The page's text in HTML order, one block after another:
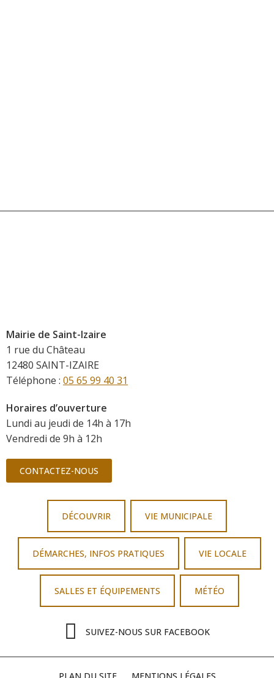
Mairie de Saint-Izaire
1 rue du Château
12480 SAINT-IZAIRE
Téléphone : 05 65 99 40 31
Horaires d’ouverture
Lundi au jeudi de 14h à 17h
Vendredi de 9h à 12h
CONTACTEZ-NOUS
DÉCOUVRIR VIE MUNICIPALE
DÉMARCHES, INFOS PRATIQUES VIE LOCALE
SALLES ET ÉQUIPEMENTS MÉTÉO
SUIVEZ-NOUS SUR FACEBOOK